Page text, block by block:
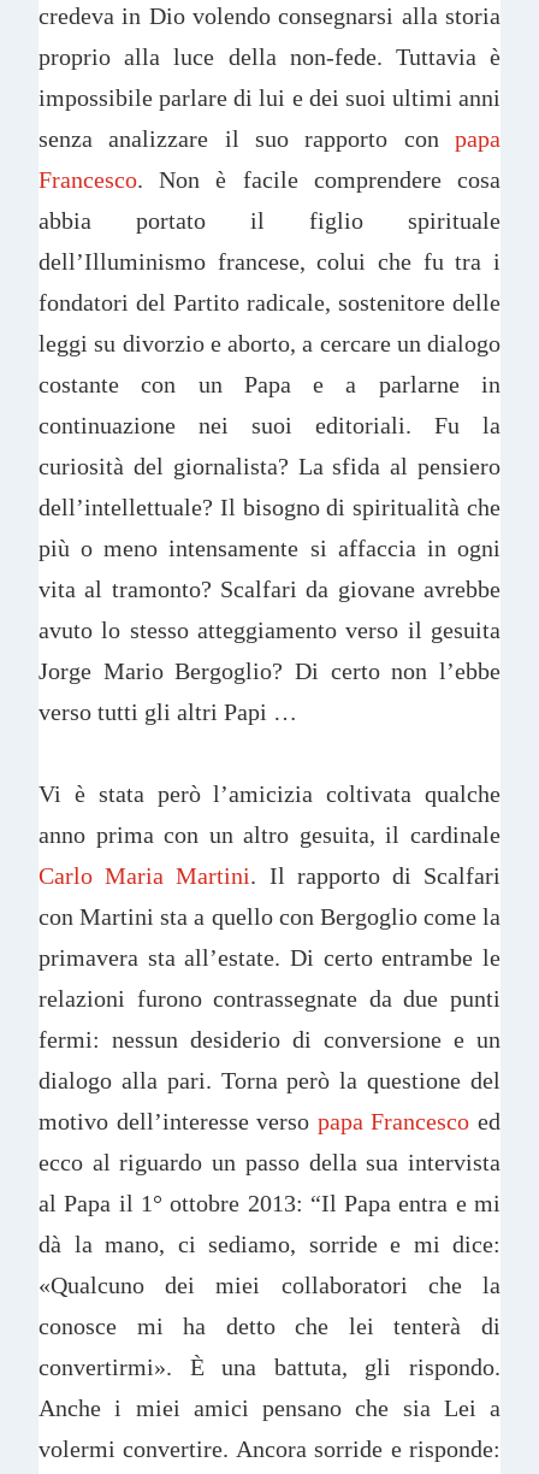
credeva in Dio volendo consegnarsi alla storia
proprio alla luce della non-fede. Tuttavia è
impossibile parlare di lui e dei suoi ultimi anni
senza analizzare il suo rapporto con papa
Francesco. Non è facile comprendere cosa
abbia portato il figlio spirituale
dell’Illuminismo francese, colui che fu tra i
fondatori del Partito radicale, sostenitore delle
leggi su divorzio e aborto, a cercare un dialogo
costante con un Papa e a parlarne in
continuazione nei suoi editoriali. Fu la
curiosità del giornalista? La sfida al pensiero
dell’intellettuale? Il bisogno di spiritualità che
più o meno intensamente si affaccia in ogni
vita al tramonto? Scalfari da giovane avrebbe
avuto lo stesso atteggiamento verso il gesuita
Jorge Mario Bergoglio? Di certo non l’ebbe
verso tutti gli altri Papi …
Vi è stata però l’amicizia coltivata qualche
anno prima con un altro gesuita, il cardinale
Carlo Maria Martini. Il rapporto di Scalfari
con Martini sta a quello con Bergoglio come la
primavera sta all’estate. Di certo entrambe le
relazioni furono contrassegnate da due punti
fermi: nessun desiderio di conversione e un
dialogo alla pari. Torna però la questione del
motivo dell’interesse verso papa Francesco ed
ecco al riguardo un passo della sua intervista
al Papa il 1° ottobre 2013: “Il Papa entra e mi
dà la mano, ci sediamo, sorride e mi dice:
«Qualcuno dei miei collaboratori che la
conosce mi ha detto che lei tenterà di
convertirmi». È una battuta, gli rispondo.
Anche i miei amici pensano che sia Lei a
volermi convertire. Ancora sorride e risponde: